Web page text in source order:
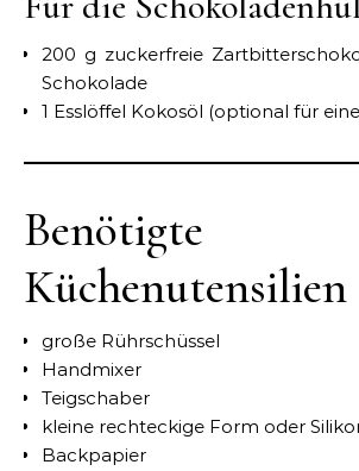
200 g zuckerfreie
Schokolade
1 Esslöffel Kokosöl (optional für
Benötigte
Küchenutensilien
große Rührschüssel
Handmixer
Teigschaber
kleine rechteckige Form oder
Backpapier